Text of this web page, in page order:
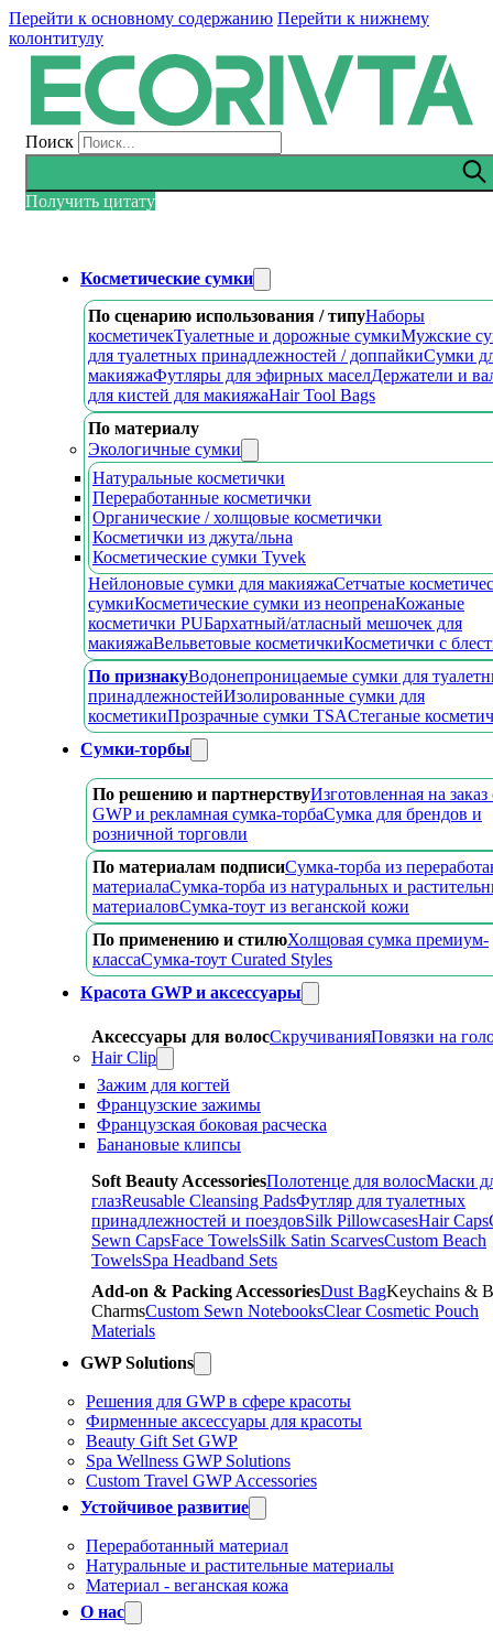
Перейти к основному содержанию Перейти к нижнему
колонтитулу
Поиск
Получить цитату
Косметические сумки
По сценарию использования / типуНаборы
косметичекТуалетные и дорожные сумкиМужские
для туалетных принадлежностей / доппайкиСумки
макияжаФутляры для эфирных маселДержатели и
для кистей для макияжаHair Tool Bags
По материалу
Экологичные сумки
Натуральные косметички
Переработанные косметички
Органические / холщовые косметички
Косметички из джута/льна
Косметические сумки Tyvek
Нейлоновые сумки для макияжаСетчатые
сумкиКосметические сумки из неопренаКожаные
косметички PUБархатный/атласный мешочек для
макияжаВельветовые косметичкиКосметички с
По признакуВодонепроницаемые сумки для
принадлежностейИзолированные сумки для
косметикиПрозрачные сумки TSAСтеганые
Сумки-торбы
По решению и партнерствуИзготовленная на заказ
GWP и рекламная сумка-торбаСумка для брендов и
розничной торговли
По материалам подписиСумка-торба из
материалаСумка-торба из натуральных и
материаловСумка-тоут из веганской кожи
По применению и стилюХолщовая сумка премиум-
классаСумка-тоут Curated Styles
Красота GWP и аксессуары
Аксессуары для волосСкручиванияПовязки на
Hair Clip
Зажим для когтей
Французские зажимы
Французская боковая расческа
Банановые клипсы
Soft Beauty AccessoriesПолотенце для волосМаски
глазReusable Cleansing PadsФутляр для туалетных
принадлежностей и поездовSilk PillowcasesHair Caps
Sewn CapsFace TowelsSilk Satin ScarvesCustom Beach
TowelsSpa Headband Sets
Add-on & Packing AccessoriesDust BagKeychains &
CharmsCustom Sewn NotebooksClear Cosmetic Pouch
Materials
GWP Solutions
Решения для GWP в сфере красоты
Фирменные аксессуары для красоты
Beauty Gift Set GWP
Spa Wellness GWP Solutions
Custom Travel GWP Accessories
Устойчивое развитие
Переработанный материал
Натуральные и растительные материалы
Материал - веганская кожа
О нас